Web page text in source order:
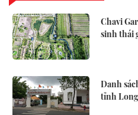
Chavi
sinh thái
Danh
tỉnh